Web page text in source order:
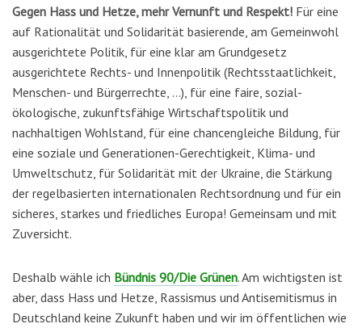
Gegen Hass und Hetze, mehr Vernunft und Respekt! Für eine
auf Rationalität und Solidarität basierende, am Gemeinwohl
ausgerichtete Politik, für eine klar am Grundgesetz
ausgerichtete Rechts- und Innenpolitik (Rechtsstaatlichkeit,
Menschen- und Bürgerrechte, …), für eine faire, sozial-
ökologische, zukunftsfähige Wirtschaftspolitik und
nachhaltigen Wohlstand, für eine chancengleiche Bildung, für
eine soziale und Generationen-Gerechtigkeit, Klima- und
Umweltschutz, für Solidarität mit der Ukraine, die Stärkung
der regelbasierten internationalen Rechtsordnung und für ein
sicheres, starkes und friedliches Europa! Gemeinsam und mit
Zuversicht.
Deshalb wähle ich Bündnis 90/Die Grünen. Am wichtigsten ist
aber, dass Hass und Hetze, Rassismus und Antisemitismus in
Deutschland keine Zukunft haben und wir im öffentlichen wie